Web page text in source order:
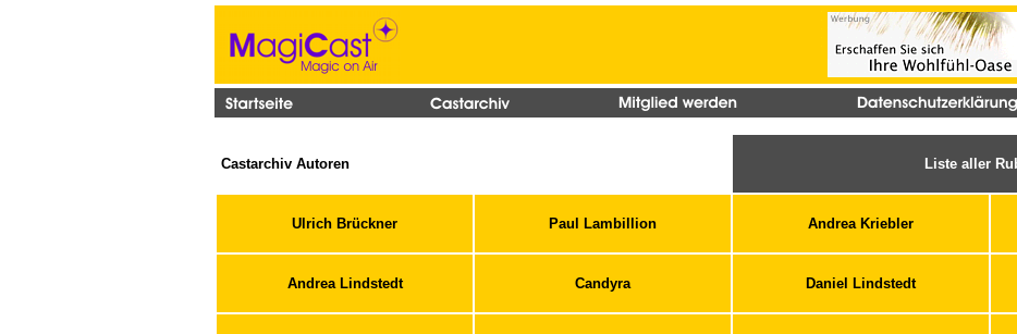
Castarchiv Autoren Liste aller
Ulrich Brückner Paul Lambillion Andrea Kriebler
Andrea Lindstedt Candyra Daniel Lindstedt